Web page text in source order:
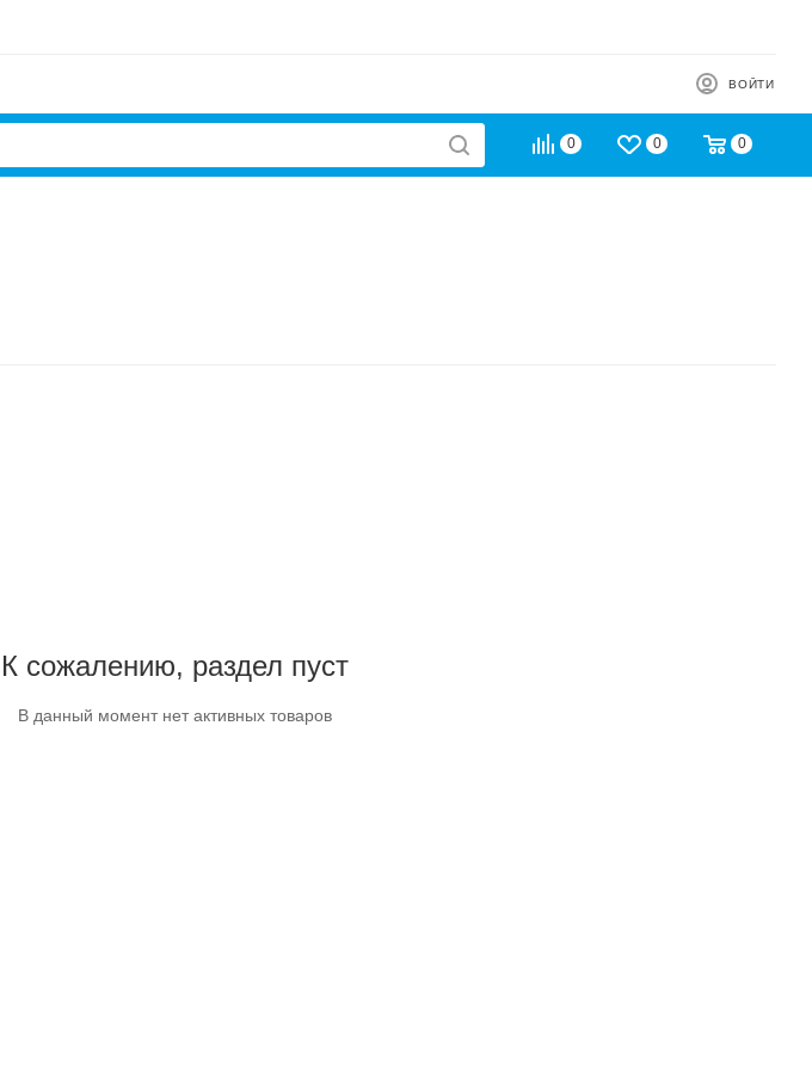
ВОЙТИ
0 0 0
К сожалению, раздел пуст
В данный момент нет активных товаров